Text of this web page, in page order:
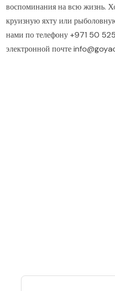
воспоминания на всю жизнь.
круизную яхту или
нами по телефону +971 50
электронной почте